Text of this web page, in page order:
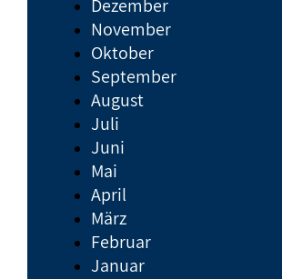
Dezember
November
Oktober
September
August
Juli
Juni
Mai
April
März
Februar
Januar